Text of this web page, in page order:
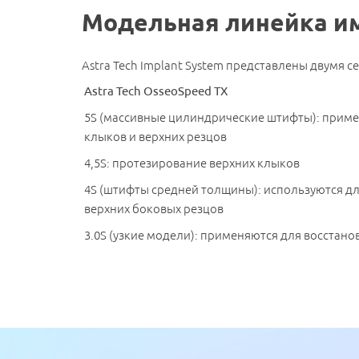
Модельная линейка
Astra Tech Implant System представлены двумя
Astra Tech OsseoSpeed TX
5S (массивные цилиндрические штифты):
клыков и верхних резцов
4,5S: протезирование верхних клыков
4S (штифты средней толщины): используются
верхних боковых резцов
3.0S (узкие модели): применяются для